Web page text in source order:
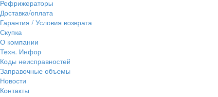
Рефрижераторы
Доставка/оплата
Гарантия / Условия возврата
Скупка
О компании
Техн. Инфор
Коды неисправностей
Заправочные объемы
Новости
Контакты